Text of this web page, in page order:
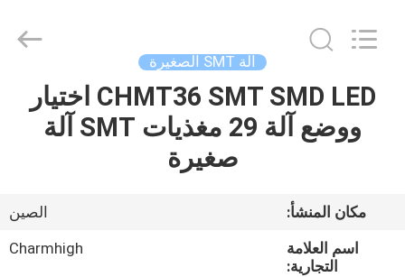
بيت
مقاطع
الفيديو
TECHNOLOGY
LIMITED.
Reserved.
آلة SMT الصغيرة
CHMT36 SMT SMD LED اختيار
ووضع آلة 29 مغذيات SMT آلة
صغيرة
مكان المنشأ:
الصين
اسم العلامة
التجارية:
Charmhigh